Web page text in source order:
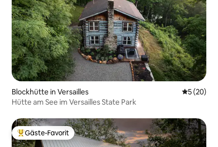
Blockhütte in Versailles
5 (20)
Hütte am See im Versailles State Park
Beliebter Gäste-Favorit.
Gäste-Favorit